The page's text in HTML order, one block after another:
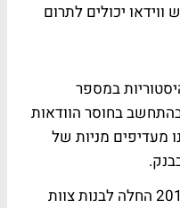
יכולים לתרום
במספר
בחוסר הוודאות
מעדיפים מניות של
"רדיט הוקמה ב-2005, אך רק ב-2018 החלה לבנות צוות